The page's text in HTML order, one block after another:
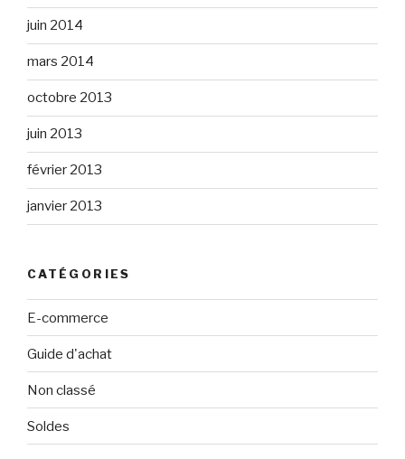
juin 2014
mars 2014
octobre 2013
juin 2013
février 2013
janvier 2013
CATÉGORIES
E-commerce
Guide d'achat
Non classé
Soldes